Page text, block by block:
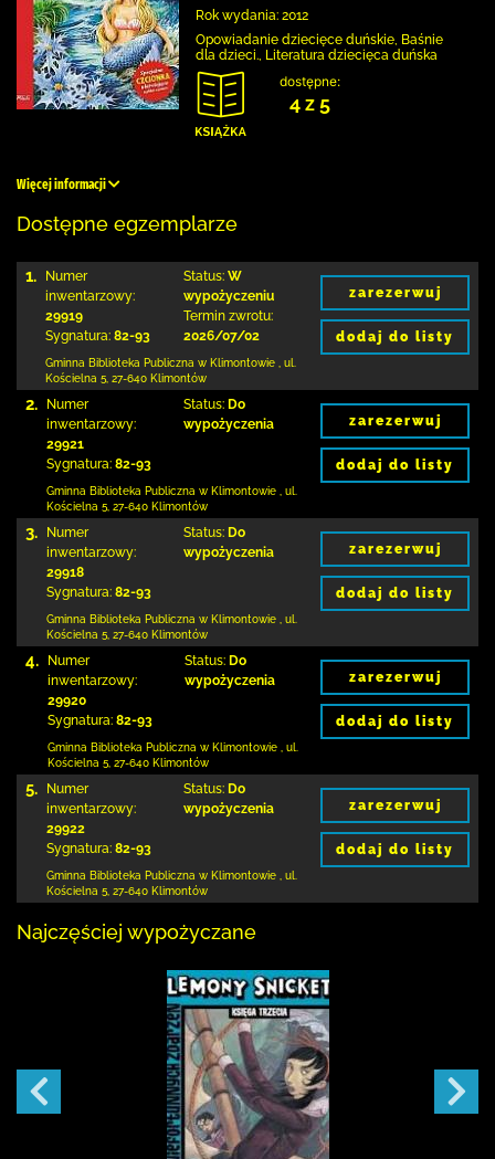
Rok wydania: 2012
Opowiadanie dziecięce duńskie, Baśnie
dla dzieci., Literatura dziecięca duńska
dostępne:
4 z 5
Więcej informacji
Dostępne egzemplarze
1.
Numer
inwentarzowy:
29919
Sygnatura: 82-93
Status: W
wypożyczeniu
Termin zwrotu:
2026/07/02
Gminna Biblioteka Publiczna w Klimontowie
ul.
Kościelna 5 27-640 Klimontów
zarezerwuj
dodaj do listy
2.
Numer
inwentarzowy:
29921
Sygnatura: 82-93
Status: Do
wypożyczenia
Gminna Biblioteka Publiczna w Klimontowie
ul.
Kościelna 5 27-640 Klimontów
zarezerwuj
dodaj do listy
3.
Numer
inwentarzowy:
29918
Sygnatura: 82-93
Status: Do
wypożyczenia
Gminna Biblioteka Publiczna w Klimontowie
ul.
Kościelna 5 27-640 Klimontów
zarezerwuj
dodaj do listy
4.
Numer
inwentarzowy:
29920
Sygnatura: 82-93
Status: Do
wypożyczenia
Gminna Biblioteka Publiczna w Klimontowie
ul.
Kościelna 5 27-640 Klimontów
zarezerwuj
dodaj do listy
5.
Numer
inwentarzowy:
29922
Sygnatura: 82-93
Status: Do
wypożyczenia
Gminna Biblioteka Publiczna w Klimontowie
ul.
Kościelna 5 27-640 Klimontów
zarezerwuj
dodaj do listy
Najczęściej wypożyczane